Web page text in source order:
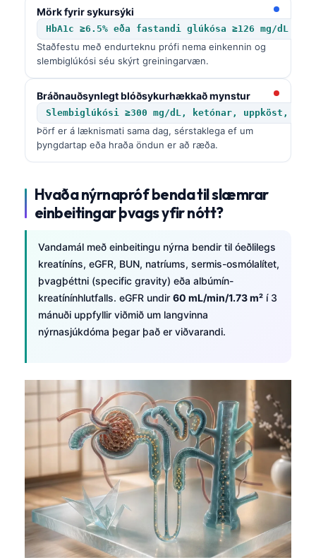
Mörk fyrir sykursýki
HbA1c ≥6.5% eða fastandi glúkósa ≥126 mg/dL
Staðfestu með endurteknu prófi nema einkennin og
slembiglúkósi séu skýrt greiningarvæn.
Bráðnauðsynlegt blóðsykurhækkað mynstur
Slembiglúkósi ≥300 mg/dL, ketónar, uppköst,
Þörf er á læknismati sama dag, sérstaklega ef um
þyngdartap eða hraða öndun er að ræða.
Hvaða nýrnapróf benda til slæmrar
einbeitingar þvags yfir nótt?
Vandamál með einbeitingu nýrna bendir til óeðlilegs
kreatíníns, eGFR, BUN, natríums, sermis-osmólalítet,
þvagþéttni (specific gravity) eða albúmín-
kreatínínhlutfalls. eGFR undir 60 mL/min/1.73 m² í 3
mánuði uppfyllir viðmið um langvinna
nýrnasjúkdóma þegar það er viðvarandi.